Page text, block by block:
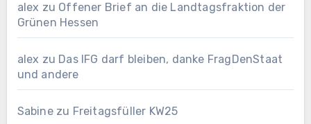
alex zu Offener Brief an die Landtagsfraktion der
Grünen Hessen
alex zu Das IFG darf bleiben, danke FragDenStaat
und andere
Sabinezu Freitagsfüller KW25